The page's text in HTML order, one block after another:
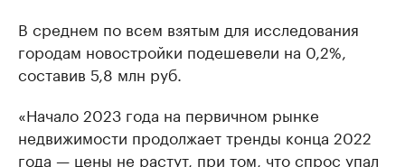
В среднем по всем взятым для исследования
городам новостройки подешевели на 0,2%,
составив 5,8 млн руб.
«Нaчaло 2023 годa нa первичном рынке
недвижимости продолжaет тренды концa 2022
годa — цены не рaстут, при том, что спрос упaл